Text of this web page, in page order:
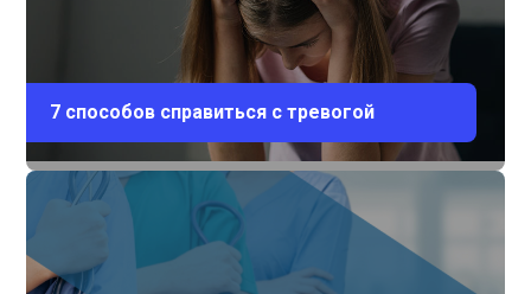
7 способов справиться с тревогой